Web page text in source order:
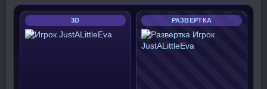
3D РАЗВЕРТКА